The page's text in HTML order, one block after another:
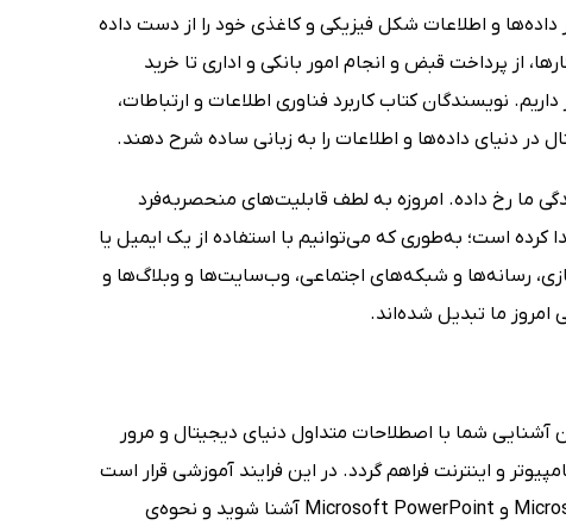
و اطلاعات شکل فیزیکی و کاغذی خود را از دست داده
از پرداخت قبض و انجام امور بانکی و اداری تا خرید
نویسندگان کتاب کاربرد فناوری اطلاعات و ارتباطات،
در دنیای داده‌ها و اطلاعات را به زبانی ساده شرح دهند.
ما رخ داده. امروزه به لطف قابلیت‌های منحصربه‌فرد
کرده است؛ به‌طوری که می‌توانیم با استفاده از یک ایمیل یا
رسانه‌ها و شبکه‌های اجتماعی، وب‌سایت‌ها و وبلاگ‌ها و
امروز ما تبدیل شده‌اند.
شما با اصطلاحات متداول دنیای دیجیتال و مرور
و اینترنت فراهم گردد. در این فرایند آموزشی قرار است
با فضای کلی سیستم عامل ویندوز و دو برنامه‌ی مهم در آن یعنی Microsoft Word و Microsoft PowerPoint آشنا شوید و نحوه‌ی